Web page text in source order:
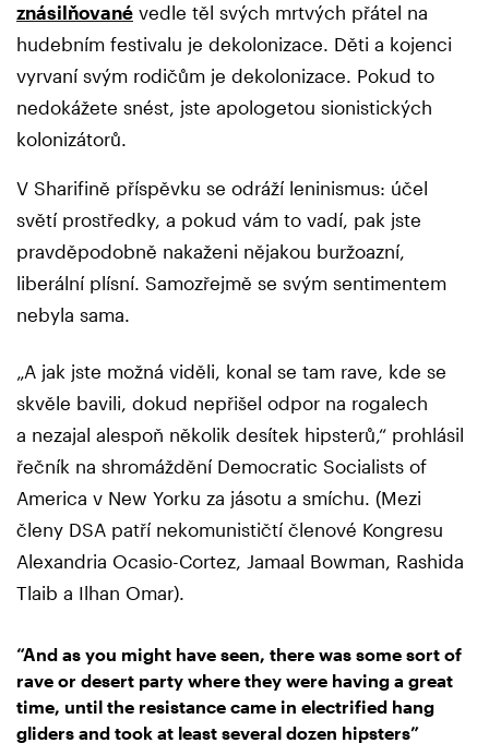
znásilňované vedle těl svých mrtvých přátel na
hudebním festivalu je dekolonizace. Děti a kojenci
vyrvaní svým rodičům je dekolonizace. Pokud to
nedokážete snést, jste apologetou sionistických
kolonizátorů.
V Sharifině příspěvku se odráží leninismus: účel
světí prostředky, a pokud vám to vadí, pak jste
pravděpodobně nakaženi nějakou buržoazní,
liberální plísní. Samozřejmě se svým sentimentem
nebyla sama.
„A jak jste možná viděli, konal se tam rave, kde se
skvěle bavili, dokud nepřišel odpor na rogalech
a nezajal alespoň několik desítek hipsterů,“ prohlásil
řečník na shromáždění Democratic Socialists of
America v New Yorku za jásotu a smíchu. (Mezi
členy DSA patří nekomunističtí členové Kongresu
Alexandria Ocasio-Cortez, Jamaal Bowman, Rashida
Tlaib a Ilhan Omar).
“And as you might have seen, there was some sort of
rave or desert party where they were having a great
time, until the resistance came in electrified hang
gliders and took at least several dozen hipsters”